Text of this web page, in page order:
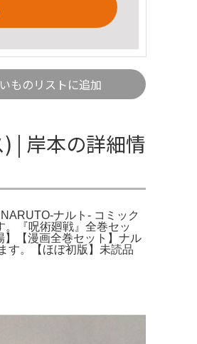
ものリストに追加
| 岸本の詳細情
ナルト- コミック
『呪術廻戦』全巻セッ
【漫画全巻セット】ナル
す。【ほぼ初版】未読品